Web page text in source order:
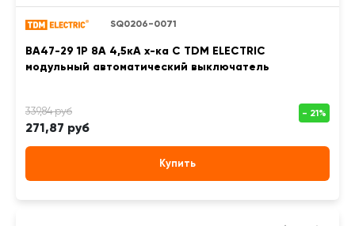
SQ0206-0071
ВА47-29 1Р 8А 4,5кА х-ка С TDM ELECTRIC
модульный автоматический выключатель
271,87 руб
Купить